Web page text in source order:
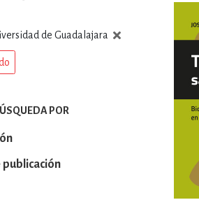
DEPORTES Y
ESTILOS DE
de Guadalajara
POR
publicación